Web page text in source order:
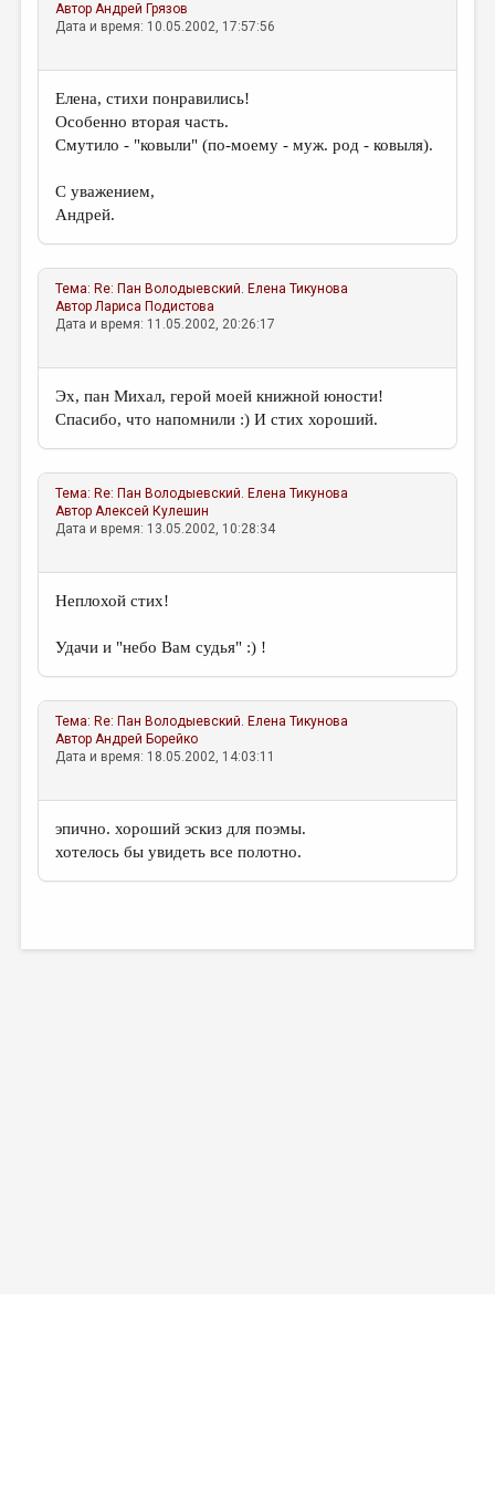
МАЛАЯ ПРОЗА
ЛИТЕРАТУРОВЕДЕНИЕ
КУЛЬТУРОВЕДЕНИЕ
РЕЦЕНЗИРОВАНИЕ
ЦИКЛЫ ПУБЛИКАЦИЙ
ТРЕДИАКОВСКИЙ
МЕДИА
ВКОНТАКТЕ
АвторАндрей Грязов
Дата и время: 10.05.2002, 17:57:56
Елена, стихи понравились!
Особенно вторая часть.
Смутило - "ковыли" (по-моему - муж. род - ковыля).
С уважением,
Андрей.
Тема: Re: Пан Володыевский. Елена Тикунова
АвторЛариса Подистова
Дата и время: 11.05.2002, 20:26:17
Эх, пан Михал, герой моей книжной юности!
Спасибо, что напомнили :) И стих хороший.
Тема: Re: Пан Володыевский. Елена Тикунова
АвторАлексей Кулешин
Дата и время: 13.05.2002, 10:28:34
Неплохой стих!
Удачи и "небо Вам судья" :) !
Тема: Re: Пан Володыевский. Елена Тикунова
АвторАндрей Борейко
Дата и время: 18.05.2002, 14:03:11
эпично. хороший эскиз для поэмы.
хотелось бы увидеть все полотно.